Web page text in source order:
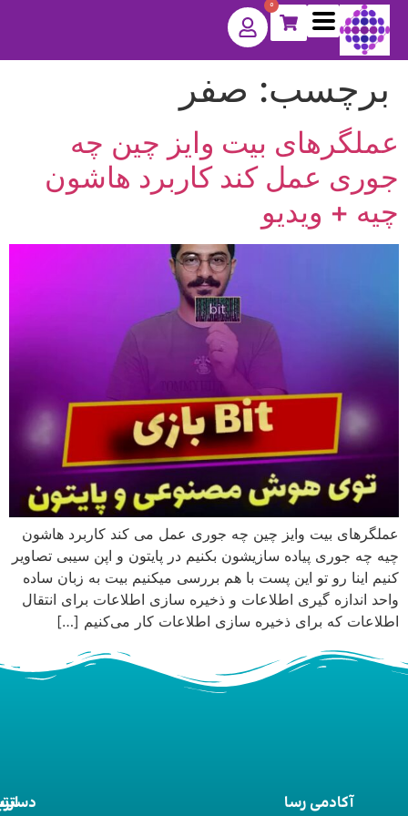
0
برچسب: صفر
عملگرهای بیت وایز چین چه
جوری عمل کند کاربرد هاشون
چیه + ویدیو
عملگرهای بیت وایز چین چه جوری عمل می کند کاربرد هاشون
چیه چه جوری پیاده سازیشون بکنیم در پایتون و اپن سیبی تصاویر
کنیم اینا رو تو این پست با هم بررسی میکنیم بیت به زبان ساده
واحد اندازه گیری اطلاعات و ذخیره سازی اطلاعات برای انتقال
اطلاعات که برای ذخیره سازی اطلاعات کار می‌کنیم […]
آکادمی رسا